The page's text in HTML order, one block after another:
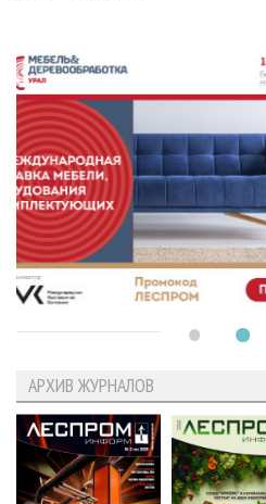
АРХИВ ЖУРНАЛОВ